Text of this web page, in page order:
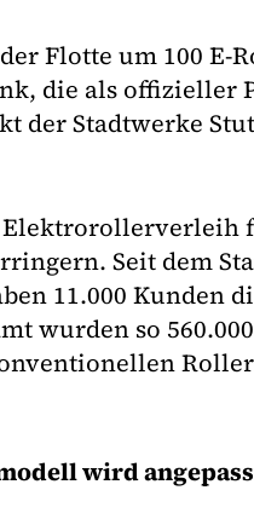
Flotte um 100 E-
die als offizieller
der Stadtwerke
Seit dem
11.000 Kunden
wurden so
wird